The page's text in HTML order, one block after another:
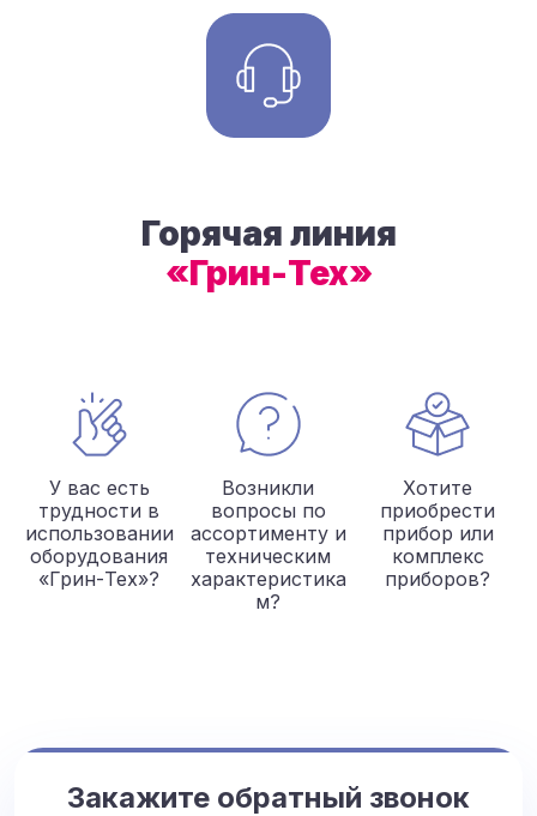
Горячая линия
«Грин-Тех»
У вас есть
трудности в
использовании
оборудования
«Грин-Тех»?
Возникли
вопросы по
ассортименту и
техническим
характеристика
м?
Хотите
приобрести
прибор или
комплекс
приборов?
Закажите обратный звонок